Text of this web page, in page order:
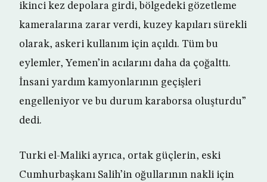
ikinci kez depolara girdi, bölgedeki gözetleme
kameralarına zarar verdi, kuzey kapıları sürekli
olarak, askeri kullanım için açıldı. Tüm bu
eylemler, Yemen’in acılarını daha da çoğalttı.
İnsani yardım kamyonlarının geçişleri
engelleniyor ve bu durum karaborsa oluşturdu”
dedi.
Turki el-Maliki ayrıca, ortak güçlerin, eski
Cumhurbaşkanı Salih’in oğullarının nakli için